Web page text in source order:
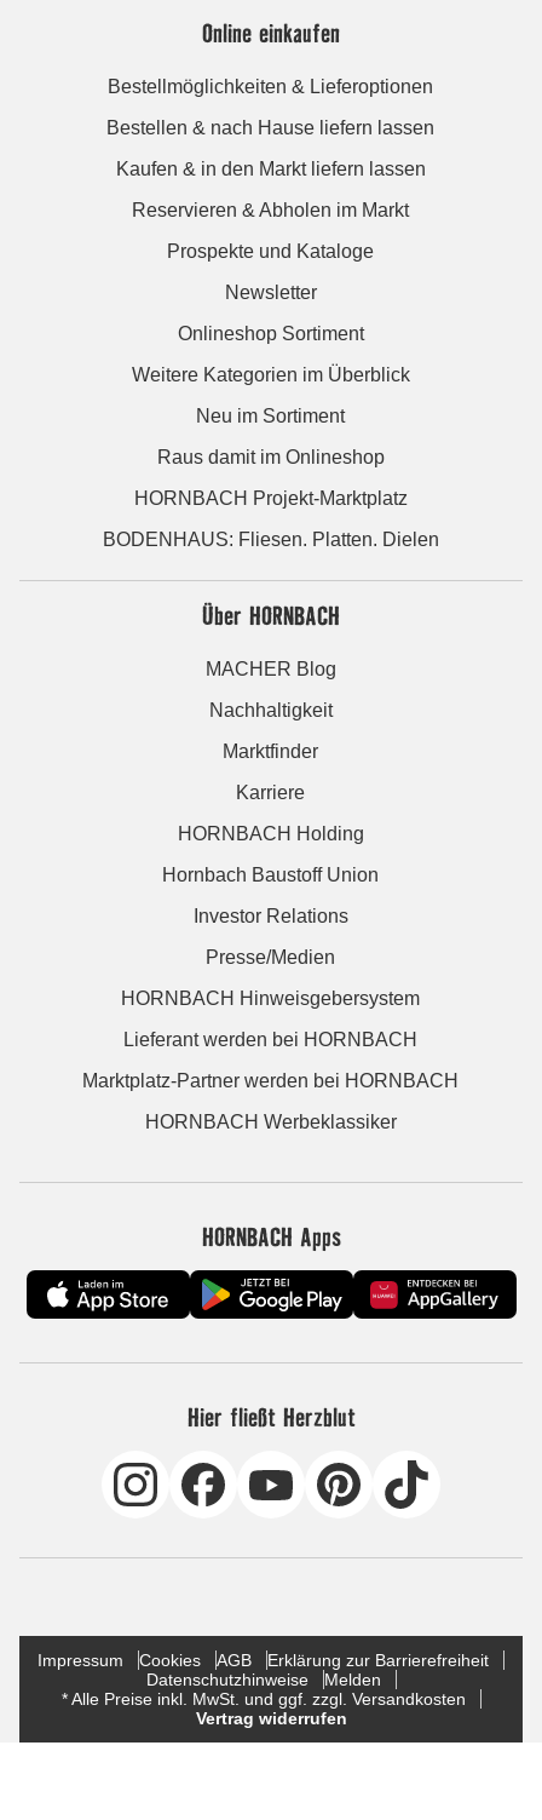
Online einkaufen
Bestellmöglichkeiten & Lieferoptionen
Bestellen & nach Hause liefern lassen
Kaufen & in den Markt liefern lassen
Reservieren & Abholen im Markt
Prospekte und Kataloge
Newsletter
Onlineshop Sortiment
Weitere Kategorien im Überblick
Neu im Sortiment
Raus damit im Onlineshop
HORNBACH Projekt-Marktplatz
BODENHAUS: Fliesen. Platten. Dielen
Über HORNBACH
MACHER Blog
Nachhaltigkeit
Marktfinder
Karriere
HORNBACH Holding
Hornbach Baustoff Union
Investor Relations
Presse/Medien
HORNBACH Hinweisgebersystem
Lieferant werden bei HORNBACH
Marktplatz-Partner werden bei HORNBACH
HORNBACH Werbeklassiker
HORNBACH Apps
Hier fließt Herzblut
Impressum Cookies AGB
Erklärung zur Barrierefreiheit
Datenschutzhinweise
Melden
* Alle Preise inkl. MwSt. und ggf. zzgl. Versandkosten
Vertrag widerrufen